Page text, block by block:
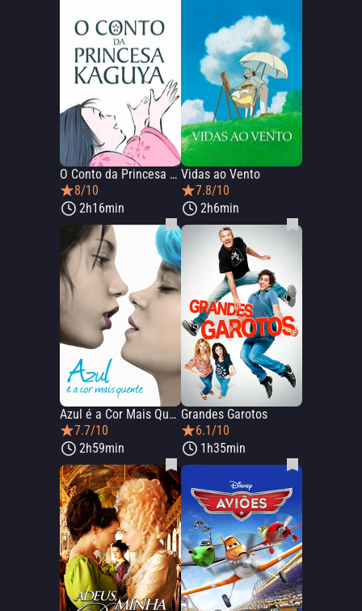
O Conto da Princesa Kaguya
8/10
2h16min
Vidas ao Vento
7.8/10
2h6min
Azul é a Cor Mais Quente
7.7/10
2h59min
Grandes Garotos
6.1/10
1h35min